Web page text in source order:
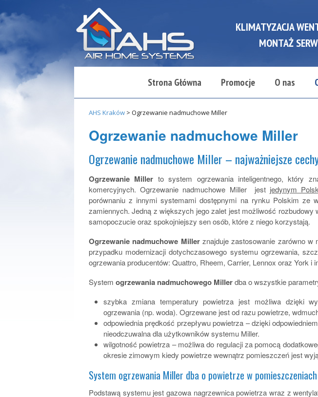
KLIMATYZACJA
MONTAŻ
Strona Główna Promocje O nas
AHS Kraków > Ogrzewanie nadmuchowe Miller
Ogrzewanie nadmuchowe Miller
Ogrzewanie nadmuchowe Miller – najważniejsze
Ogrzewanie Miller to system ogrzewania inteligentnego, który
komercyjnych. Ogrzewanie nadmuchowe Miller jest jedynym
porównaniu z innymi systemami dostępnymi na rynku Polskim ze
zamiennych. Jedną z większych jego zalet jest możliwość
samopoczucie oraz spokojniejszy sen osób, które z niego korzystają.
Ogrzewanie nadmuchowe Millerznajduje zastosowanie zarówno w
przypadku modernizacji dotychczasowego systemu ogrzewania,
ogrzewania producentów: Quattro, Rheem, Carrier, Lennox oraz York i
System ogrzewania nadmuchowego Millerdba o wszystkie
szybka zmiana temperatury powietrza jest możliwa dzięki
ogrzewania (np. woda). Ogrzewane jest od razu powietrze,
odpowiednia prędkość przepływu powietrza – dzięki
nieodczuwalna dla użytkowników systemu Miller.
wilgotność powietrza – możliwa do regulacji za pomocą
okresie zimowym kiedy powietrze wewnątrz pomieszczeń jest
System ogrzewania Miller dba o powietrze w
Podstawą systemu jest gazowa nagrzewnica powietrza wraz z